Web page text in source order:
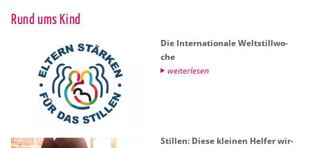
Rund ums Kind
Die In­ter­na­tio­na­le Welt­still­wo­
che
wei­ter­le­sen
Stil­len: Diese klei­nen Hel­fer wir­